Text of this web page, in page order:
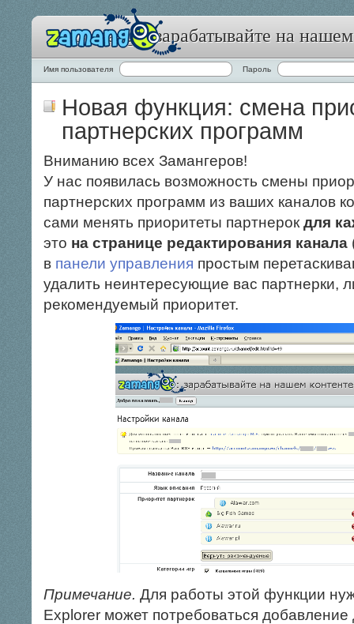
Zamango: зарабатывайте на
Имя пользователя Пароль
Новая функция: смена
партнерских программ
Вниманию всех Замангеров!
У нас появилась возможность смены
партнерских программ из ваших каналов
сами менять приоритеты партнерок для
это на странице редактирования канала
в панели управления простым
удалить неинтересующие вас партнерки,
рекомендуемый приоритет.
Примечание. Для работы этой функции
Explorer может потребоваться